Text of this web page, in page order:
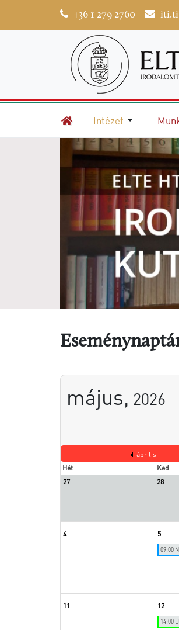
+36 1 279 2760
Intézet
május, 2026
április
Hét
Ked
27
28
4 5
09:00
11 12
14:00